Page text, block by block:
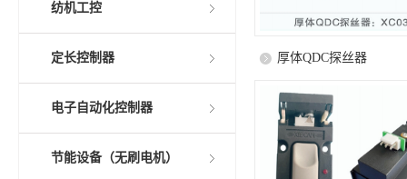
厚体QDC探丝器
纺机工控
定长控制器
电子自动化控制器
节能设备（无刷电机）